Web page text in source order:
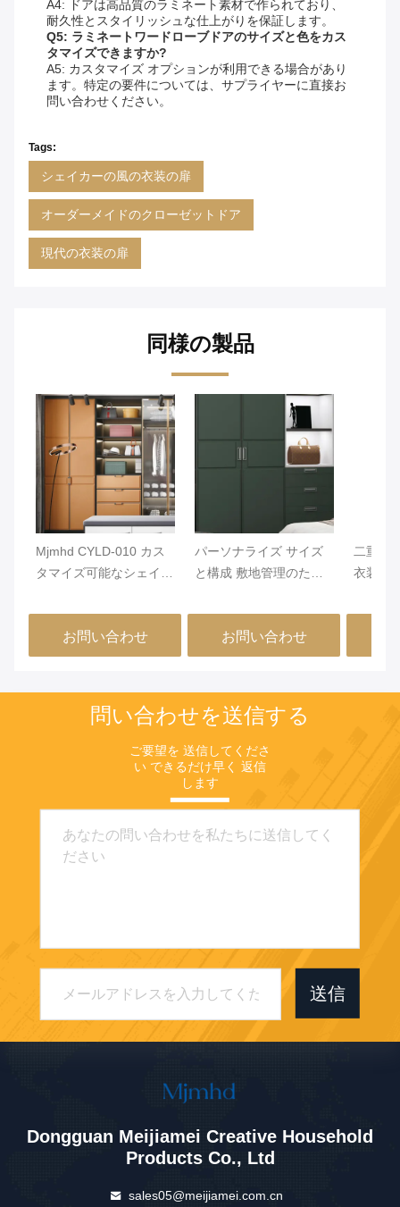
A4: ドアは高品質のラミネート素材で作られており、
耐久性とスタイリッシュな仕上がりを保証します。
Q5: ラミネートワードローブドアのサイズと色をカス
タマイズできますか?
A5: カスタマイズ オプションが利用できる場合があり
ます。特定の要件については、サプライヤーに直接お
問い合わせください。
Tags:
シェイカーの風の衣装の扉
オーダーメイドのクローゼットドア
現代の衣装の扉
同様の製品
Mjmhd CYLD-010 カス
タマイズ可能なシェイカ
ドア - 22mm ENF認証パ
ーティクルボード、PVC
ラミネート、アルミニウ
ット向け耐湿性
お問い合わせ
パーソナライズ サイズ
と構成 敷地管理のため
の開口タイプを特徴とす
るラミネート完成した衣
装ドア
お問い合わせ
二重開
衣装 ド
イリッ
保管要
問い合わせを送信する
ご要望を 送信してくださ
い できるだけ早く 返信
します
送信
Dongguan Meijiamei Creative Household
Products Co., Ltd
sales05@meijiamei.com.cn